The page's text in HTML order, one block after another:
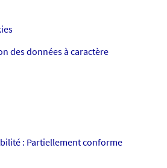
des données à caractère
: Partiellement conforme